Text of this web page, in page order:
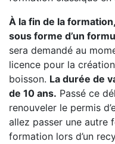
À la fin de la
sous forme d’un
sera demandé au
licence pour la
boisson. La durée de
de 10 ans. Passé ce
renouveler le permis
allez passer une autre
formation lors d’un